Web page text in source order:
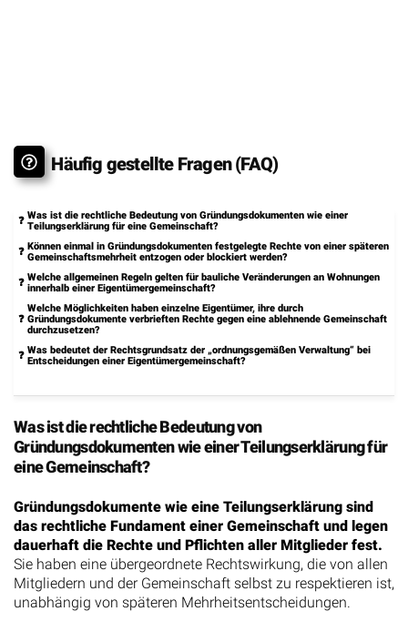
Häufig gestellte Fragen (FAQ)
Was ist die rechtliche Bedeutung von Gründungsdokumenten wie einer
Teilungserklärung für eine Gemeinschaft?
Können einmal in Gründungsdokumenten festgelegte Rechte von einer späteren
Gemeinschaftsmehrheit entzogen oder blockiert werden?
Welche allgemeinen Regeln gelten für bauliche Veränderungen an Wohnungen
innerhalb einer Eigentümergemeinschaft?
Welche Möglichkeiten haben einzelne Eigentümer, ihre durch
Gründungsdokumente verbrieften Rechte gegen eine ablehnende Gemeinschaft
durchzusetzen?
Was bedeutet der Rechtsgrundsatz der „ordnungsgemäßen Verwaltung“ bei
Entscheidungen einer Eigentümergemeinschaft?
Was ist die rechtliche Bedeutung von
Gründungsdokumenten wie einer Teilungserklärung für
eine Gemeinschaft?
Gründungsdokumente wie eine Teilungserklärung sind
das rechtliche Fundament einer Gemeinschaft und legen
dauerhaft die Rechte und Pflichten aller Mitglieder fest.
Sie haben eine übergeordnete Rechtswirkung, die von allen
Mitgliedern und der Gemeinschaft selbst zu respektieren ist,
unabhängig von späteren Mehrheitsentscheidungen.